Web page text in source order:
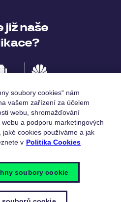
již naše
verze
soubory cookies“ nám
vašem zařízení za účelem
webu, shromažďování
a podporu marketingových
cookies používáme a jak
v Politika Cookies
soubory cookie